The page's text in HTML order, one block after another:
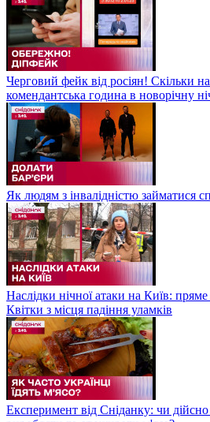
Черговий фейк від росіян! Скільки
комендантська година в новорічну
Як людям з інвалідністю займатися
Наслідки нічної атаки на Київ:
Квітки з місця падіння уламків
Експеримент від Сніданку: чи дійсно